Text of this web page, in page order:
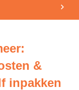
&
inpakken